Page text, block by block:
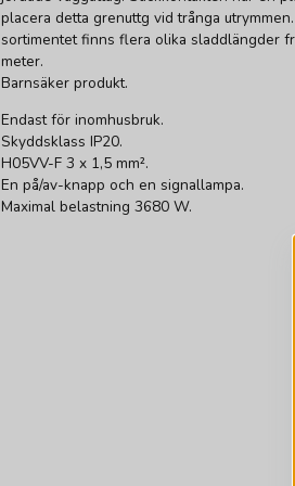
placera detta grenuttg vid trånga
sortimentet finns flera olika sladdlängder
meter.
Barnsäker produkt.
Endast för inomhusbruk.
Skyddsklass IP20.
H05VV-F 3 x 1,5 mm².
En på/av-knapp och en signallampa.
Maximal belastning 3680 W.